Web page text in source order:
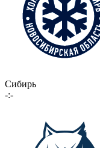
Сибирь
-:-